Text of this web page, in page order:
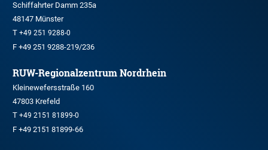
Schiffahrter Damm 235a
48147 Münster
T +49 251 9288-0
F +49 251 9288-219/236
RUW-Regionalzentrum Nordrhein
Kleinewefersstraße 160
47803 Krefeld
T +49 2151 81899-0
F +49 2151 81899-66